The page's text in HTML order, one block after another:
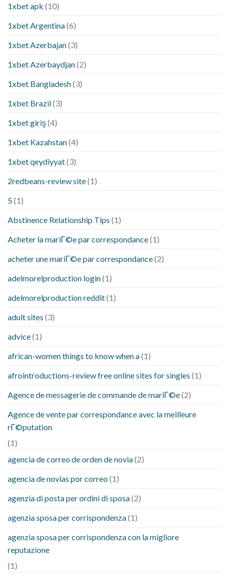
1xbet apk (10)
1xbet Argentina(6)
1xbet Azerbajan(3)
1xbet Azerbaydjan(2)
1xbet Bangladesh(3)
1xbet Brazil(3)
1xbet giriş(4)
1xbet Kazahstan(4)
1xbet qeydiyyat(3)
2redbeans-review site(1)
5(1)
Abstinence Relationship Tips (1)
Acheter la mariГ©e par correspondance(1)
acheter une mariГ©e par correspondance(2)
adelmorelproduction login(1)
adelmorelproduction reddit(1)
adult sites (3)
advice(1)
african-women things to know when a(1)
afrointroductions-review free online sites for singles (1)
Agence de messagerie de commande de mariГ©e(2)
Agence de vente par correspondance avec la meilleure
rГ©putation
(1)
agencia de correo de orden de novia(2)
agencia de novias por correo (1)
agenzia di posta per ordini di sposa(2)
agenzia sposa per corrispondenza(1)
agenzia sposa per corrispondenza con la migliore
reputazione
(1)